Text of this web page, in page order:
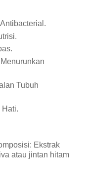
Tubuh
Hati.
Ekstrak
atau jintan hitam